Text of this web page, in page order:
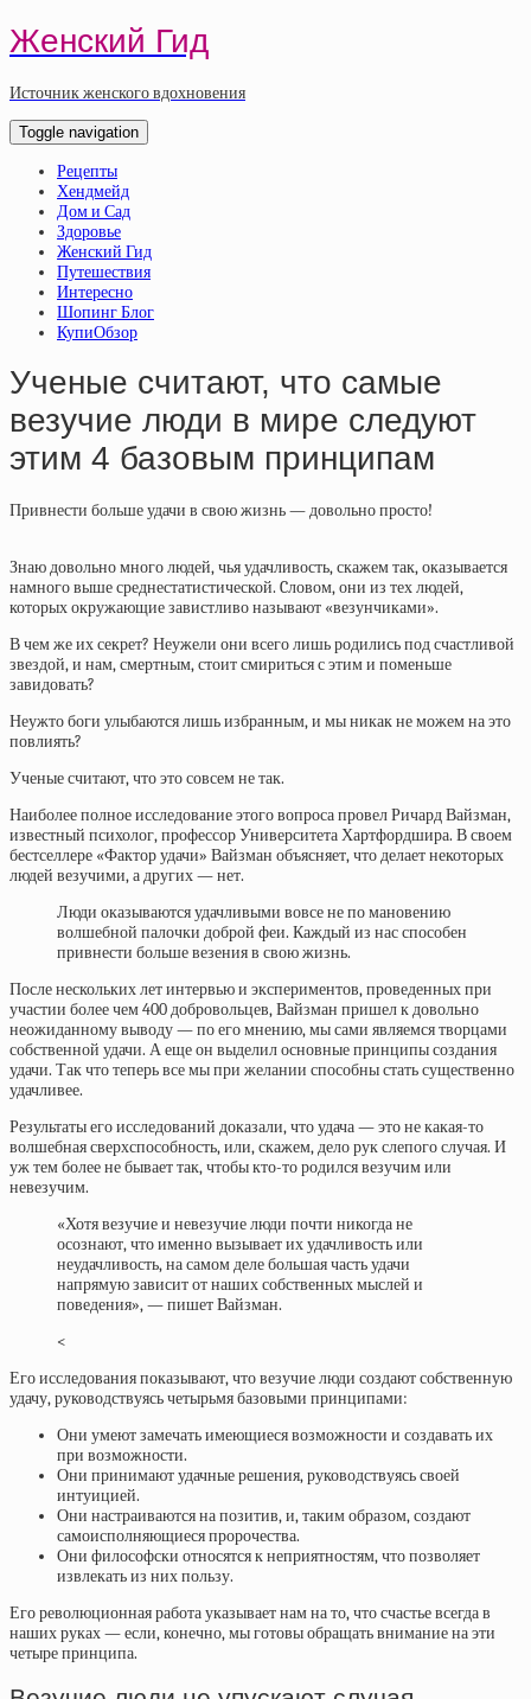
Женский Гид
Источник женского вдохновения
Toggle navigation
Рецепты
Хендмейд
Дом и Сад
Здоровье
Женский Гид
Путешествия
Интересно
Шопинг Блог
КупиОбзор
Ученые считают, что самые
везучие люди в мире следуют
этим 4 базовым принципам
Привнести больше удачи в свою жизнь — довольно просто!
Знаю довольно много людей, чья удачливость, скажем так, оказывается
намного выше среднестатистической. Cловом, они из тех людей,
которых окружающие завистливо называют «везунчиками».
В чем же их секрет? Неужели они всего лишь родились под счастливой
звездой, и нам, смертным, стоит смириться с этим и поменьше
завидовать?
Неужто боги улыбаются лишь избранным, и мы никак не можем на это
повлиять?
Ученые считают, что это совсем не так.
Наиболее полное исследование этого вопроса провел Ричард Вайзман,
известный психолог, профессор Университета Хартфордшира. В своем
бестселлере «Фактор удачи» Вайзман объясняет, что делает некоторых
людей везучими, а других — нет.
Люди оказываются удачливыми вовсе не по мановению
волшебной палочки доброй феи. Каждый из нас способен
привнести больше везения в свою жизнь.
После нескольких лет интервью и экспериментов, проведенных при
участии более чем 400 добровольцев, Вайзман пришел к довольно
неожиданному выводу — по его мнению, мы сами являемся творцами
собственной удачи. А еще он выделил основные принципы создания
удачи. Так что теперь все мы при желании способны стать существенно
удачливее.
Результаты его исследований доказали, что удача — это не какая-то
волшебная сверхспособность, или, скажем, дело рук слепого случая. И
уж тем более не бывает так, чтобы кто-то родился везучим или
невезучим.
«Хотя везучие и невезучие люди почти никогда не
осознают, что именно вызывает их удачливость или
неудачливость, на самом деле большая часть удачи
напрямую зависит от наших собственных мыслей и
поведения», — пишет Вайзман.
<
Его исследования показывают, что везучие люди создают собственную
удачу, руководствуясь четырьмя базовыми принципами:
Они умеют замечать имеющиеся возможности и создавать их
при возможности.
Они принимают удачные решения, руководствуясь своей
интуицией.
Они настраиваются на позитив, и, таким образом, создают
самоисполняющиеся пророчества.
Они философски относятся к неприятностям, что позволяет
извлекать из них пользу.
Его революционная работа указывает нам на то, что счастье всегда в
наших руках — если, конечно, мы готовы обращать внимание на эти
четыре принципа.